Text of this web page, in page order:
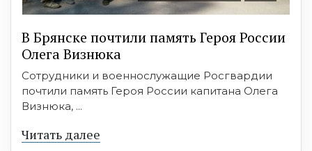
В Брянске почтили память Героя России
Олега Визнюка
Сотрудники и военнослужащие Росгвардии
почтили память Героя России капитана Олега
Визнюка, ...
Читать далее